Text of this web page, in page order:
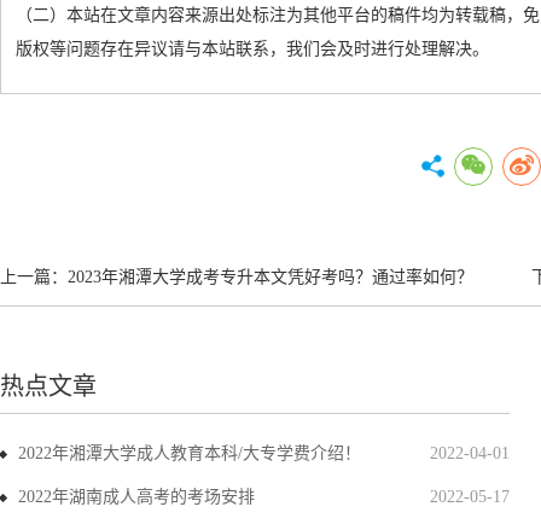
（二）本站在文章内容来源出处标注为其他平台的稿件均为转载稿
版权等问题存在异议请与本站联系，我们会及时进行处理解决。
上一篇： 2023年湘潭大学成考专升本文凭好考吗？通过率如何？
热点文章
2022-04-01
2022年湘潭大学成人教育本科/大专学费介绍！
2022-05-17
2022年湖南成人高考的考场安排